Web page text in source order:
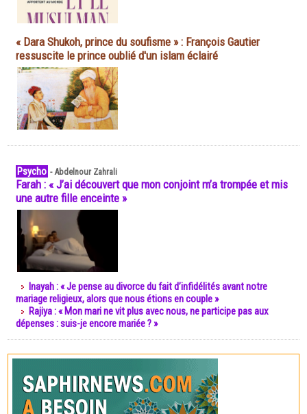
« Dara Shukoh, prince du soufisme » : François Gautier
ressuscite le prince oublié d'un islam éclairé
Psycho -Abdelnour Zahrali
Farah : « J’ai découvert que mon conjoint m’a trompée et mis
une autre fille enceinte »
Inayah : « Je pense au divorce du fait d’infidélités avant notre
mariage religieux, alors que nous étions en couple »
Rajiya : « Mon mari ne vit plus avec nous, ne participe pas aux
dépenses : suis-je encore mariée ? »